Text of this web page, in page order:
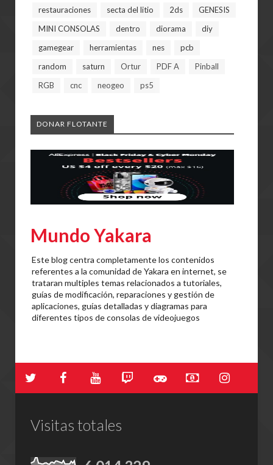
restauraciones
secta del litio 2ds
GENESIS
MINI CONSOLAS
dentro diorama
diy
gamegear
herramientas nes
pcb
random
saturn Ortur PDF A
Pinball
RGB
cnc neogeo ps5
DONAR FLOTANTE
Mundo Yakara
Este blog centra completamente los contenidos
referentes a la comunidad de Yakara en internet, se
trataran multiples temas relacionados a tutoriales,
guías de modificación, reparaciones y gestión de
aplicaciones, guías detalladas y diagramas para
diferentes tipos de consolas de videojuegos
Visitas totales